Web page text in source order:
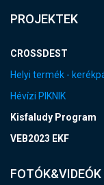
PROJEKTEK
CROSSDEST
Helyi termék -
Hévízi PIKNIK
Kisfaludy Program
VEB2023 EKF
FOTÓK&VIDEÓK